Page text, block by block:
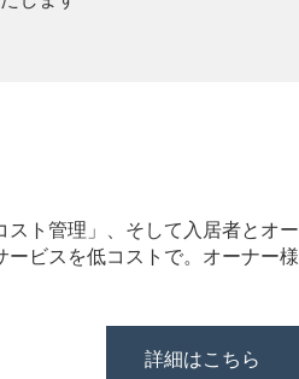
にも提供または
困難な場合
情報をご本人に開
スト管理」、そして入居者とオー
ビスを低コストで。オーナー様
詳細はこちら